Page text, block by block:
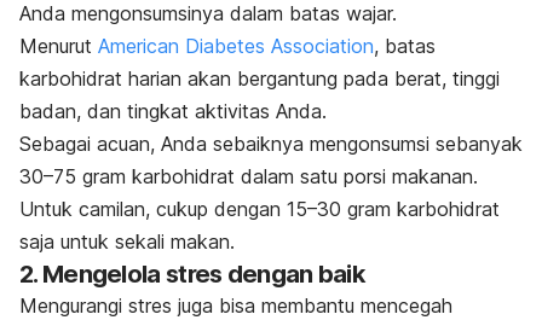
Anda mengonsumsinya dalam batas wajar.
Menurut American Diabetes Association, batas
karbohidrat harian akan bergantung pada berat, tinggi
badan, dan tingkat aktivitas Anda.
Sebagai acuan, Anda sebaiknya mengonsumsi sebanyak
30–75 gram karbohidrat dalam satu porsi makanan.
Untuk camilan, cukup dengan 15–30 gram karbohidrat
saja untuk sekali makan.
2. Mengelola stres dengan baik
Mengurangi stres juga bisa membantu mencegah